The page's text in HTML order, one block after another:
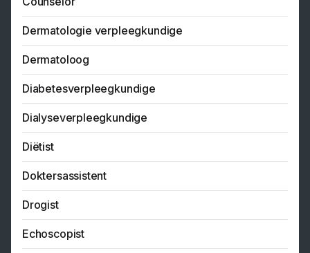
Dermatologie verpleegkundige
Dermatoloog
Diabetesverpleegkundige
Dialyseverpleegkundige
Diëtist
Doktersassistent
Drogist
Echoscopist